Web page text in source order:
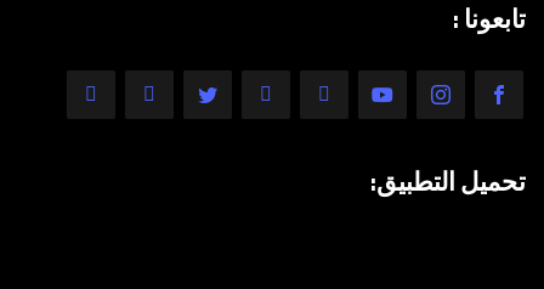
تابعونا :
تحميل التطبيق: